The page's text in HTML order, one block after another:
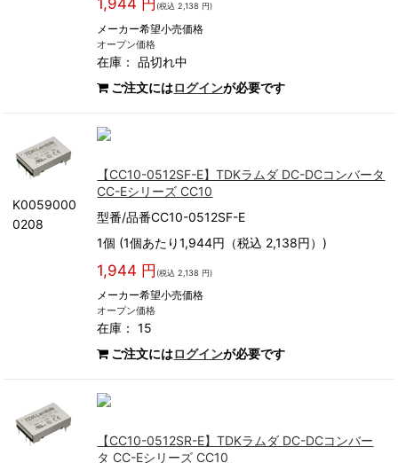
1,944 円 (税込 2,138 円)
メーカー希望小売価格
オープン価格
在庫：品切れ中
ご注文にはログインが必要です
K0059000
0208
【CC10-0512SF-E】TDKラムダ DC-DCコンバータ
CC-Eシリーズ CC10
型番/品番CC10-0512SF-E
1個 (1個あたり1,944円（税込 2,138円）)
1,944 円 (税込 2,138 円)
メーカー希望小売価格
オープン価格
在庫： 15
ご注文にはログインが必要です
【CC10-0512SR-E】TDKラムダ DC-DCコンバー
タ CC-Eシリーズ CC10